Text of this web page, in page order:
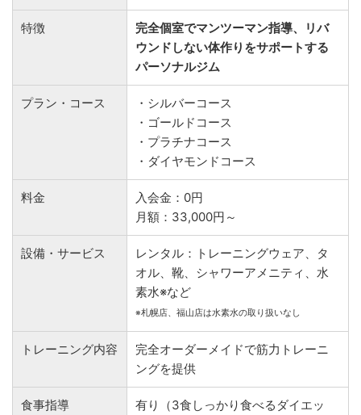
特徴
完全個室でマンツーマン指導、リバ
ウンドしない体作りをサポートする
パーソナルジム
プラン・コース
・シルバーコース
・ゴールドコース
・プラチナコース
・ダイヤモンドコース
料金
入会金：0円
月額：33,000円～
設備・サービス
レンタル：トレーニングウェア、タ
オル、靴、シャワーアメニティ、水
素水※など
※札幌店、福山店は水素水の取り扱いなし
トレーニング内容
完全オーダーメイドで筋力トレーニ
ングを提供
食事指導
有り（3食しっかり食べるダイエッ